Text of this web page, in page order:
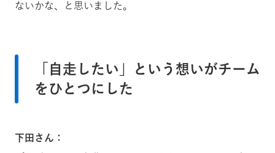
ないかな、と思いました。
「自走したい」という想いがチーム
をひとつにした
下田さん：